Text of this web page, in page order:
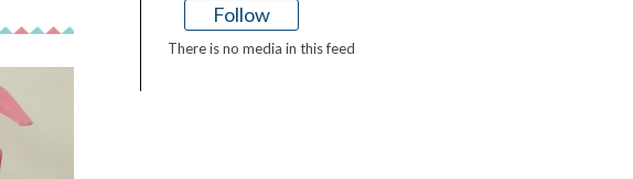
Follow
There is no media in this feed